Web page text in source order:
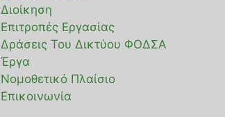
Διοίκηση
Επιτροπές Εργασίας
Δράσεις Του Δικτύου ΦΟΔΣΑ
Έργα
Νομοθετικό Πλαίσιο
Επικοινωνία